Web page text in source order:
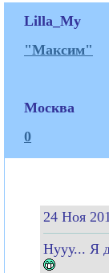
Lilla_My
"Максим"
Москва
0
24 Ноя
Нууу... Я